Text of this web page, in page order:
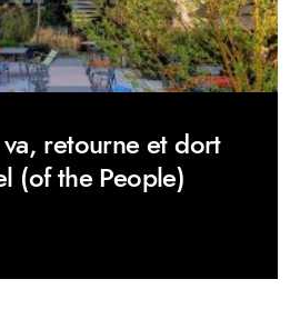
retourne et dort
(of the People)